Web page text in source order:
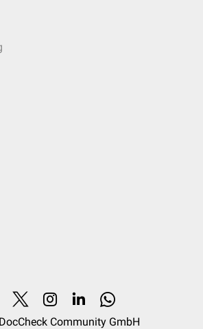
DocCheck Community GmbH